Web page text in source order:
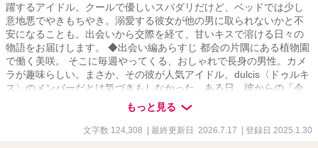
躍するアイドル。クールで優しいスパダリだけど、ベッドでは少し
意地悪でやきもちやき。溺愛する彼女が他の男に取られないかと不
安になることも。出会いから交際を経て、甘いキスで溶ける日々の
物語をお届けします。 ◆出会い編あらすじ 都会の片隅にある植物園
で働く美咲。 そこに毎週やってくる、おしゃれで長身の男性。カメ
ラが趣味らしい。まさか、その彼が人気アイドル、dulcis〈ドゥルキ
ス〉のメンバーだとは気づきもしなかった。ある日、彼からの「今
夜会いたい」と突然のお誘い。 毎日同じだと思っていた日常、つい
に変わるときがきた。 【作者より】 ・章ごとに完結しているので、
長編ですがお好きな章から読んでいただいてOKです ・みなさまの心
もっと見る
文字数 124,308 | 最終更新日 2026.7.17 | 登録日 2025.1.30